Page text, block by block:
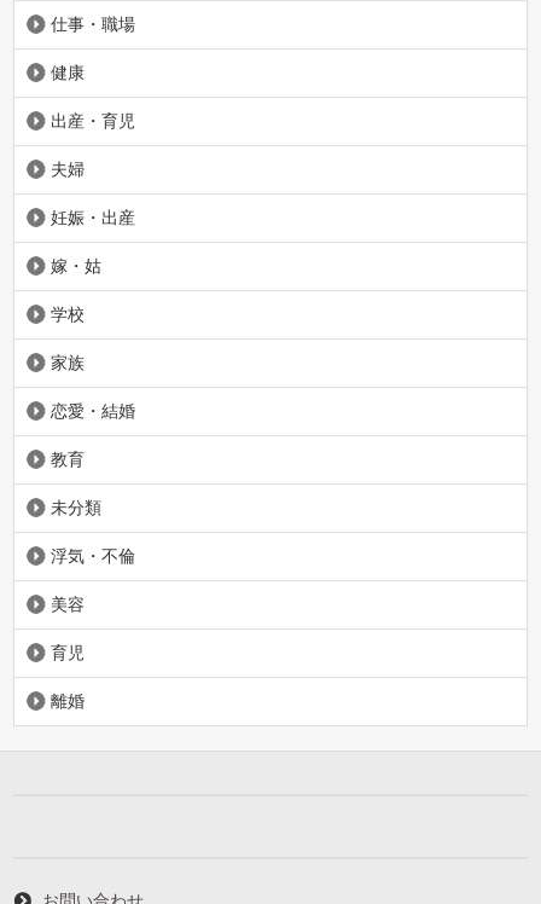
仕事・職場
健康
出産・育児
夫婦
妊娠・出産
嫁・姑
学校
家族
恋愛・結婚
教育
未分類
浮気・不倫
美容
育児
離婚
お問い合わせ